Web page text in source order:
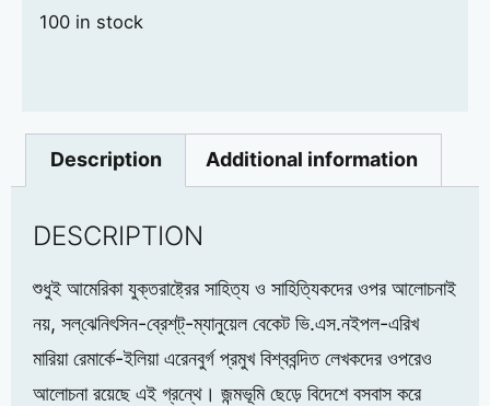
100 in stock
Description Additional information
DESCRIPTION
শুধুই আমেরিকা যুক্তরাষ্ট্রের সাহিত্য ও সাহিত্যিকদের ওপর আলোচনাই
নয়, সল্‌ঝেনিৎসিন-ব্রেশ্‌ট্‌-ম্যানুয়েল বেকেট ভি.এস.নইপল-এরিখ
মারিয়া রেমার্কে-ইলিয়া এরেনবুর্গ প্রমুখ বিশ্ববন্দিত লেখকদের ওপরেও
আলোচনা রয়েছে এই গ্রন্থে। জন্মভূমি ছেড়ে বিদেশে বসবাস করে